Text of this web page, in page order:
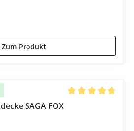
Zum Produkt
SAGA FOX